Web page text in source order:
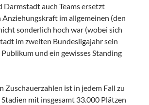
Darmstadt auch Teams ersetzt
Anziehungskraft im allgemeinen (den
sonderlich hoch war (wobei sich
im zweiten Bundesligajahr sein
und ein gewisses Standing
Zuschauerzahlen ist in jedem Fall zu
mit insgesamt 33.000 Plätzen